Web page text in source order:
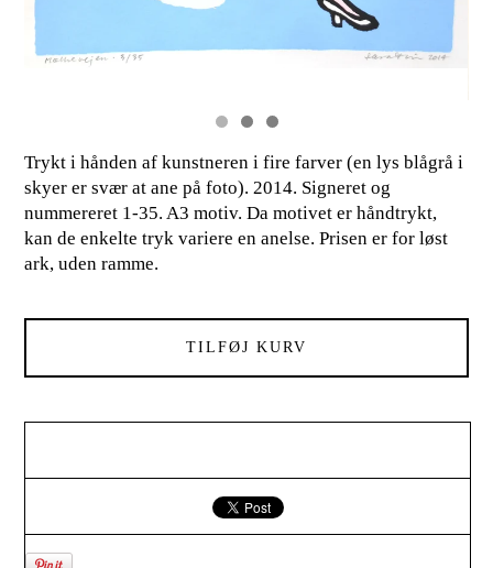
Trykt i hånden af kunstneren i fire farver (en lys blågrå i
skyer er svær at ane på foto). 2014. Signeret og
nummereret 1-35. A3 motiv. Da motivet er håndtrykt,
kan de enkelte tryk variere en anelse. Prisen er for løst
ark, uden ramme.
TILFØJ KURV